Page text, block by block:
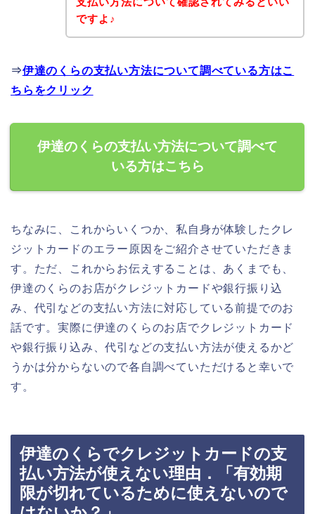
ですよ♪
⇒伊達のくらの支払い方法について調べている方はこ
ちらをクリック
伊達のくらの支払い方法について調べて
いる方はこちら
ちなみに、これからいくつか、私自身が体験したクレ
ジットカードのエラー原因をご紹介させていただきま
す。ただ、これからお伝えすることは、あくまでも、
伊達のくらのお店がクレジットカードや銀行振り込
み、代引などの支払い方法に対応している前提でのお
話です。実際に伊達のくらのお店でクレジットカード
や銀行振り込み、代引などの支払い方法が使えるかど
うかは分からないので各自調べていただけると幸いで
す。
伊達のくらでクレジットカードの支
払い方法が使えない理由．「有効期
限が切れているために使えないので